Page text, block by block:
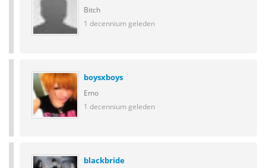
Bitch
1 decennium geleden
boysxboys
Emo
1 decennium geleden
blackbride